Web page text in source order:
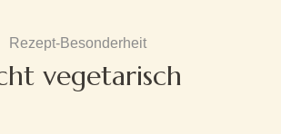
Rezept-Besonderheit
vegetarisch